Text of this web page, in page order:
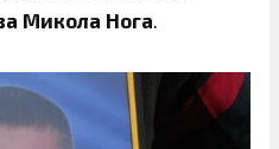
Микола Нога.